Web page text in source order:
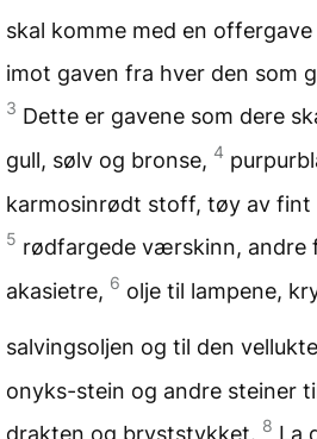
skal komme med en
imot gaven fra hver den som
3 Dette er gavene som dere
gull, sølv og bronse, 4
karmosinrødt stoff, tøy av fint
5 rødfargede værskinn, andre
akasietre, 6 olje til lampene,
salvingsoljen og til den
onyks-stein og andre steiner
drakten og bryststykket. 8 La